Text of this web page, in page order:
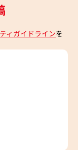
ィガイドラインを